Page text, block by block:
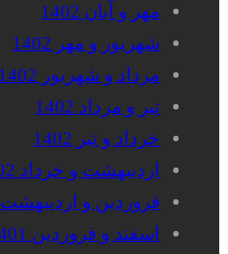
مهر و آبان 1402
شهریور و مهر 1402
مرداد و شهریور 1402
تیر و مرداد 1402
خرداد و تیر 1402
اردیبهشت و خرداد 1402
فروردین و اردیبهشت 1402
اسفند و فروردین 1401